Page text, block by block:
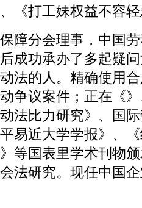
《打工妹权益不容
分会理事，中国劳
成功承办了多起疑
法的人。精确使用
争议案件；正在《
法比力研究》、国
易近大学学报》、
等国表里学术刊物
法研究。现任中国